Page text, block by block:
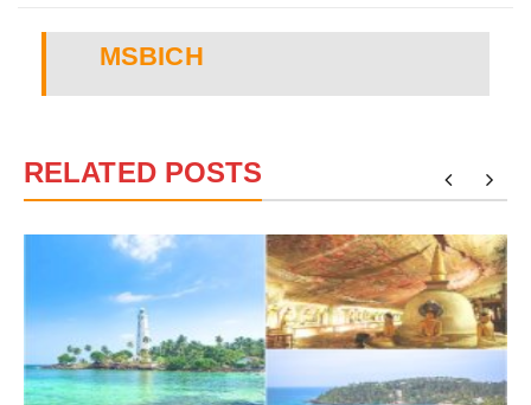
MSBICH
RELATED POSTS